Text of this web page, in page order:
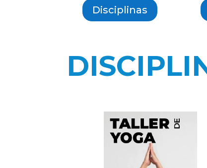
Disciplinas